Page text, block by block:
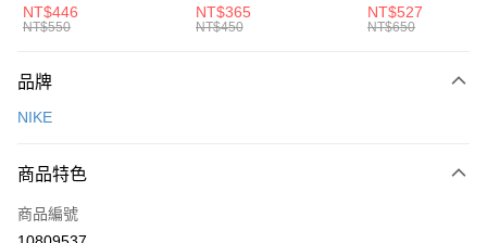
元大商業銀行
台灣樂天信用卡公司
AFTEE先享後付
【關於「AFTEE先享後付」】
便利好安心！
３．安心：先確認商品／服務後，再付款。
【「AFTEE先享後付」結帳流程】
１．於結帳方式選擇「AFTEE先享後付」後，將跳轉至「AFTEE先享後付」
運送方式
每筆NT$100，滿NT$1,500(含以上)免運費
宅配
中統襪 FZ3393100
NT$446
NT$550
EMBRDY 男女 短統襪
FZ3073133
NT$365
NT$450
BA5871010
NT$527
NT$650
品牌
NIKE
商品特色
商品編號